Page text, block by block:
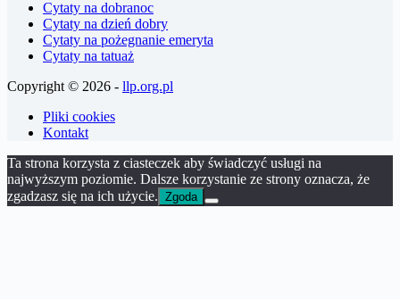
Cytaty na dobranoc
Cytaty na dzień dobry
Cytaty na pożegnanie emeryta
Cytaty na tatuaż
Copyright © 2026 - llp.org.pl
Pliki cookies
Kontakt
Ta strona korzysta z ciasteczek aby świadczyć usługi na
najwyższym poziomie. Dalsze korzystanie ze strony oznacza, że
zgadzasz się na ich użycie. Zgoda